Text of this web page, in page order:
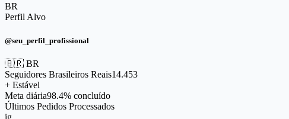
BR
Perfil Alvo
@seu_perfil_profissional
🇧🇷 BR
Seguidores Brasileiros Reais14.453
+ Estável
Meta diária98.4% concluído
Últimos Pedidos Processados
ig